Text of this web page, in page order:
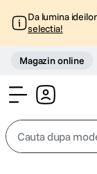
Da lumina
selectia!
Magazin online
Cauta dupa